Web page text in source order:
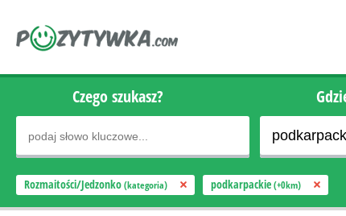
Czego szukasz?
Rozmaitości/Jedzonko (kategoria) podkarpackie (+0km)